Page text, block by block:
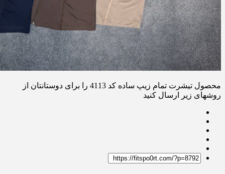
محصول تیشرت تمام زیپ ساده کد 4113 را برای دوستانتان از
روشهای زیر ارسال کنید